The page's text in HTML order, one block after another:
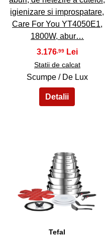
igienizare si improspatare,
Care For You YT4050E1,
1800W, abur…
3.176,99
Statii de calcat
Scumpe / De Lux
45
Tefal